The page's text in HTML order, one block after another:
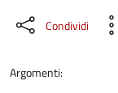
Condividi
Argomenti: